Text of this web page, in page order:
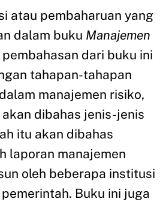
atau pembaharuan yang
dalam buku Manajemen
dari buku ini
tahapan-tahapan
manajemen risiko,
dibahas jenis-jenis
itu akan dibahas
laporan manajemen
oleh beberapa institusi
Buku ini juga